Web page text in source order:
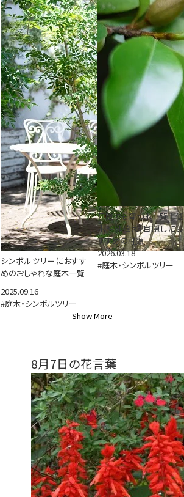
シンボルツリーにおすす
めのおしゃれな庭木一覧
2025.09.16
#庭木・シンボルツリー
日陰でも育つ木一覧｜低
木や鉢植え、目隠しにお
すすめの種類
2026.03.18
#庭木・シンボルツリー
Show More
8月7日の花言葉